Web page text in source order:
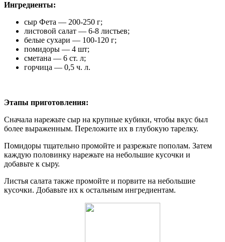
Ингредиенты:
сыр Фета — 200-250 г;
листовой салат — 6-8 листьев;
белые сухари — 100-120 г;
помидоры — 4 шт;
сметана — 6 ст. л;
горчица — 0,5 ч. л.
Этапы приготовления:
Сначала нарежьте сыр на крупные кубики, чтобы вкус был
более выраженным. Переложите их в глубокую тарелку.
Помидоры тщательно промойте и разрежьте пополам. Затем
каждую половинку нарежьте на небольшие кусочки и
добавьте к сыру.
Листья салата также промойте и порвите на небольшие
кусочки. Добавьте их к остальным ингредиентам.